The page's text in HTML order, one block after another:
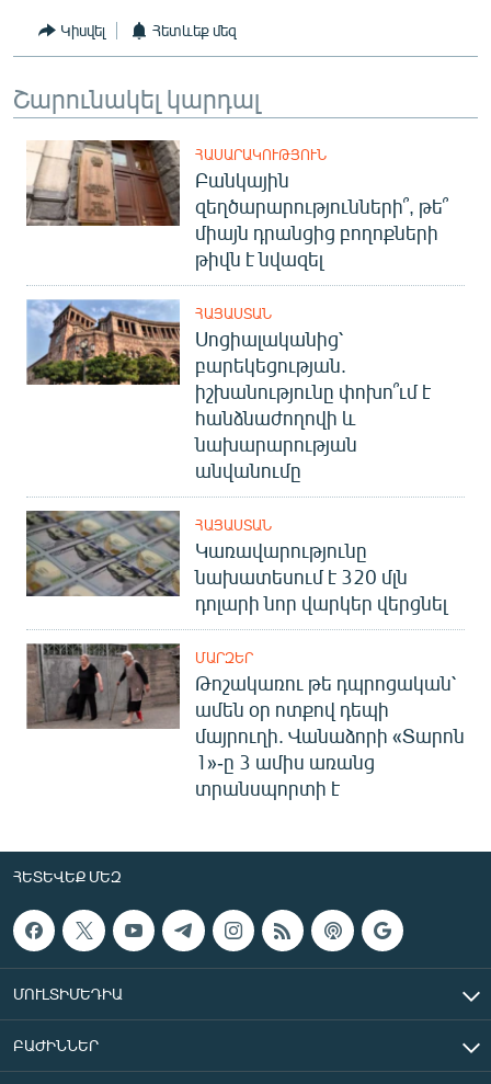
Կիսվել Հետևեք մեզ
Շարունակել կարդալ
ՀԱՍԱՐԱԿՈՒԹՅՈՒՆ
Բանկային
զեղծարարությունների՞, թե՞
միայն դրանցից բողոքների
թիվն է նվազել
ՀԱՅԱՍՏԱՆ
Սոցիալականից՝
բարեկեցության.
իշխանությունը փոխո՞ւմ է
հանձնաժողովի և
նախարարության
անվանումը
ՀԱՅԱՍՏԱՆ
Կառավարությունը
նախատեսում է 320 մլն
դոլարի նոր վարկեր վերցնել
ՄԱՐԶԵՐ
Թոշակառու թե դպրոցական՝
ամեն օր ոտքով դեպի
մայրուղի. Վանաձորի «Տարոն
1»-ը 3 ամիս առանց
տրանսպորտի է
ՀԵՏԵՎԵՔ ՄԵԶ
ՄՈՒԼՏԻՄԵԴԻԱ
ԲԱԺԻՆՆԵՐ